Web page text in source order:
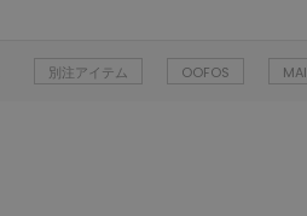
別注アイテム OOFOS